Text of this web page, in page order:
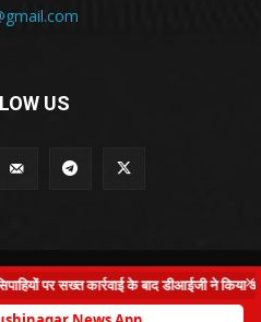
US
Privacy Policy Contact us
×
पर सख्त कार्रवाई के बाद डीआईजी ने किया